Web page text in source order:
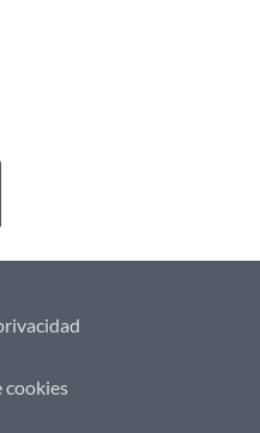
cookies